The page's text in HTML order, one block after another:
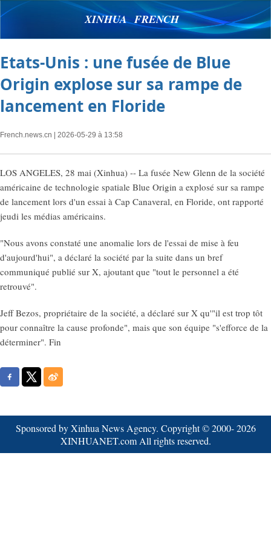
XINHUA FRENCH
Etats-Unis : une fusée de Blue
Origin explose sur sa rampe de
lancement en Floride
French.news.cn | 2026-05-29 à 13:58
LOS ANGELES, 28 mai (Xinhua) -- La fusée New Glenn de la société
américaine de technologie spatiale Blue Origin a explosé sur sa rampe
de lancement lors d'un essai à Cap Canaveral, en Floride, ont rapporté
jeudi les médias américains.
"Nous avons constaté une anomalie lors de l'essai de mise à feu
d'aujourd'hui", a déclaré la société par la suite dans un bref
communiqué publié sur X, ajoutant que "tout le personnel a été
retrouvé".
Jeff Bezos, propriétaire de la société, a déclaré sur X qu'"il est trop tôt
pour connaître la cause profonde", mais que son équipe "s'efforce de la
déterminer". Fin
Sponsored by Xinhua News Agency. Copyright © 2000-2026
XINHUANET.com All rights reserved.